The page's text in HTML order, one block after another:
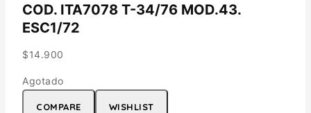
COD. ITA7078 T-34/76 MOD.43.
ESC1/72
$14.900
Agotado
COMPARE WISHLIST